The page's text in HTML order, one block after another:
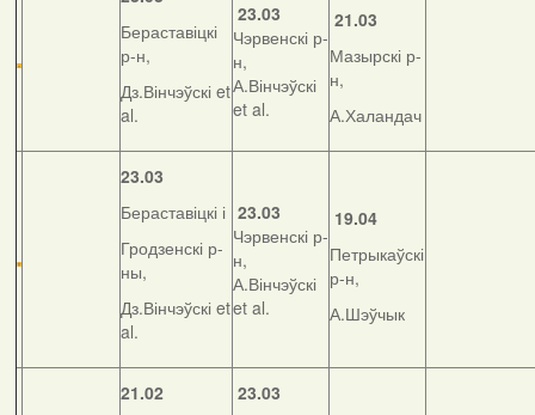
Бераставіцкі
р-н,
Дз.Вінчэўскі et
al.
23.03
Чэрвенскі р-
н,
А.Вінчэўскі
et al.
21.03
Мазырскі р-
н,
А.Халандач
23.03
Бераставіцкі і
Гродзенскі р-
ны,
Дз.Вінчэўскі et
al.
23.03
Чэрвенскі р-
н,
А.Вінчэўскі
et al.
19.04
Петрыкаўскі
р-н,
А.Шэўчык
21.02
23.03